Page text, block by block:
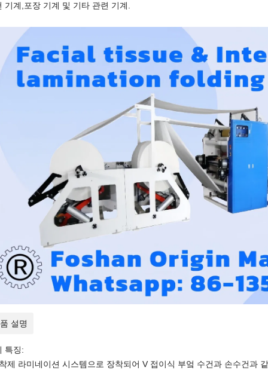
기계,포장 기계 및 기타 관련 기계.
설명
특징:
제 라미네이션 시스템으로 장착되어 V 접이식 부엌 수건과 손수건과